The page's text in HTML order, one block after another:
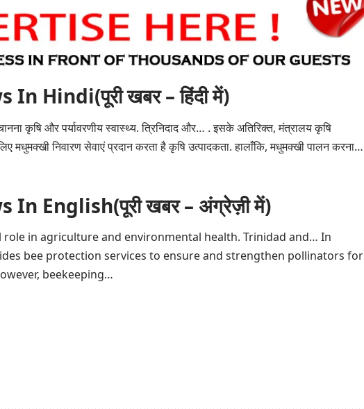
Hindi(पूरी खबर – हिंदी में)
कृषिऔर पर्यावरणीय स्वास्थ्य. त्रिनिदाद और… . इसके अतिरिक्त, मंत्रालयकृषि
मधुमक्खी निवारण सेवाएं प्रदान करता हैकृषिउत्पादकता. हालाँकि, मधुमक्खी पालन करना…
English(पूरी खबर – अंग्रेज़ी में)
role in agriculture and environmental health. Trinidad and… In
bee protection services to ensure and strengthen pollinators for
beekeeping…